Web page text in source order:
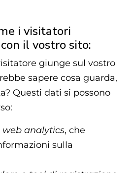
i visitatori
il vostro sito:
giunge sul vostro
sapere cosa guarda,
Questi dati si possono
analytics, che
sulla